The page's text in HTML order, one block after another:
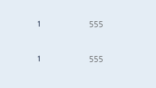
1 555
1 555